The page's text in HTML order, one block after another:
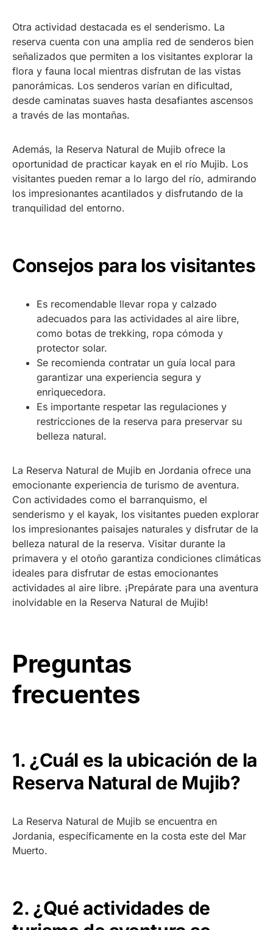
Otra actividad destacada es el senderismo. La
reserva cuenta con una amplia red de senderos bien
señalizados que permiten a los visitantes explorar la
flora y fauna local mientras disfrutan de las vistas
panorámicas. Los senderos varían en dificultad,
desde caminatas suaves hasta desafiantes ascensos
a través de las montañas.
Además, la Reserva Natural de Mujib ofrece la
oportunidad de practicar kayak en el río Mujib. Los
visitantes pueden remar a lo largo del río, admirando
los impresionantes acantilados y disfrutando de la
tranquilidad del entorno.
Consejos para los visitantes
Es recomendable llevar ropa y calzado
adecuados para las actividades al aire libre,
como botas de trekking, ropa cómoda y
protector solar.
Se recomienda contratar un guía local para
garantizar una experiencia segura y
enriquecedora.
Es importante respetar las regulaciones y
restricciones de la reserva para preservar su
belleza natural.
La Reserva Natural de Mujib en Jordania ofrece una
emocionante experiencia de turismo de aventura.
Con actividades como el barranquismo, el
senderismo y el kayak, los visitantes pueden explorar
los impresionantes paisajes naturales y disfrutar de la
belleza natural de la reserva. Visitar durante la
primavera y el otoño garantiza condiciones climáticas
ideales para disfrutar de estas emocionantes
actividades al aire libre. ¡Prepárate para una aventura
inolvidable en la Reserva Natural de Mujib!
Preguntas
frecuentes
1. ¿Cuál es la ubicación de la
Reserva Natural de Mujib?
La Reserva Natural de Mujib se encuentra en
Jordania, específicamente en la costa este del Mar
Muerto.
2. ¿Qué actividades de